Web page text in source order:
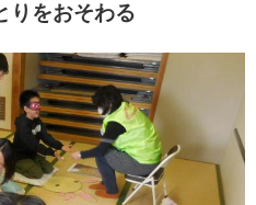
りをおそわる